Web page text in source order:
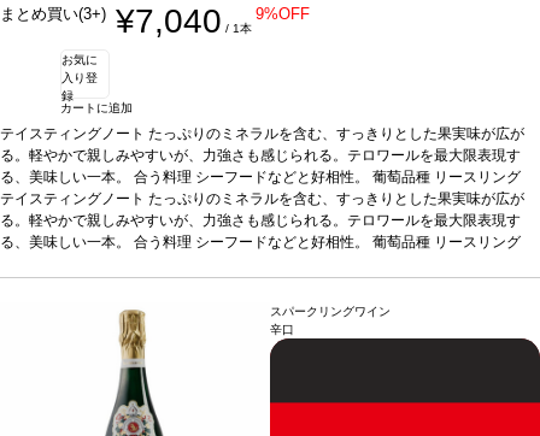
まとめ買い(3+) ¥7,040 / 1本
9%OFF
お気に
入り登
録
カートに追加
テイスティングノート たっぷりのミネラルを含む、すっきりとした果実味が広が
る。軽やかで親しみやすいが、力強さも感じられる。テロワールを最大限表現す
る、美味しい一本。 合う料理 シーフードなどと好相性。 葡萄品種 リースリング
テイスティングノート たっぷりのミネラルを含む、すっきりとした果実味が広が
る。軽やかで親しみやすいが、力強さも感じられる。テロワールを最大限表現す
る、美味しい一本。 合う料理 シーフードなどと好相性。 葡萄品種 リースリング
スパークリングワイン
辛口